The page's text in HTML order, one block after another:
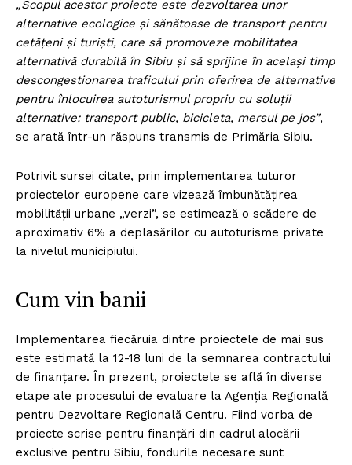
Un proiect
PRESShub
Proiecte editoriale
Rețea
Contact
„Scopul acestor proiecte este dezvoltarea unor
alternative ecologice și sănătoase de transport pentru
cetățeni și turiști, care să promoveze mobilitatea
alternativă durabilă în Sibiu și să sprijine în același timp
descongestionarea traficului prin oferirea de alternative
pentru înlocuirea autoturismul propriu cu soluții
alternative: transport public, bicicleta, mersul pe jos”,
se arată într-un răspuns transmis de Primăria Sibiu.
Potrivit sursei citate, prin implementarea tuturor
proiectelor europene care vizează îmbunătățirea
mobilității urbane „verzi”, se estimează o scădere de
aproximativ 6% a deplasărilor cu autoturisme private
la nivelul municipiului.
Cum vin banii
Implementarea fiecăruia dintre proiectele de mai sus
este estimată la 12-18 luni de la semnarea contractului
de finanțare. În prezent, proiectele se află în diverse
etape ale procesului de evaluare la Agenția Regională
pentru Dezvoltare Regională Centru. Fiind vorba de
proiecte scrise pentru finanțări din cadrul alocării
exclusive pentru Sibiu, fondurile necesare sunt